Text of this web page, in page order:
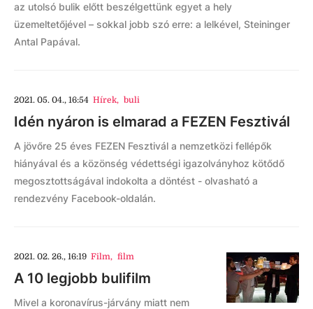
az utolsó bulik előtt beszélgettünk egyet a hely
üzemeltetőjével – sokkal jobb szó erre: a lelkével, Steininger
Antal Papával.
2021. 05. 04., 16:54 Hírek, buli
Idén nyáron is elmarad a FEZEN Fesztivál
A jövőre 25 éves FEZEN Fesztivál a nemzetközi fellépők
hiányával és a közönség védettségi igazolványhoz kötődő
megosztottságával indokolta a döntést - olvasható a
rendezvény Facebook-oldalán.
2021. 02. 26., 16:19 Film, film
A 10 legjobb bulifilm
Mivel a koronavírus-járvány miatt nem